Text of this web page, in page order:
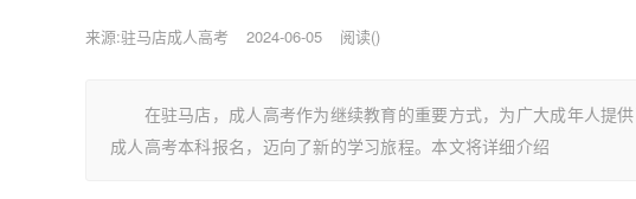
来源:驻马店成人高考 2024-06-05 阅读()
在驻马店，成人高考作为继续教育的重要方式，为广大成年人提
成人高考本科报名，迈向了新的学习旅程。本文将详细介绍